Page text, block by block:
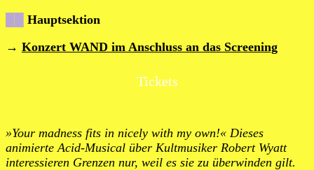
Hauptsektion
→ Konzert WAND im Anschluss an das Screening
Tickets
»Your madness fits in nicely with my own!« Dieses
animierte Acid-Musical über Kultmusiker Robert Wyatt
interessieren Grenzen nur, weil es sie zu überwinden gilt.